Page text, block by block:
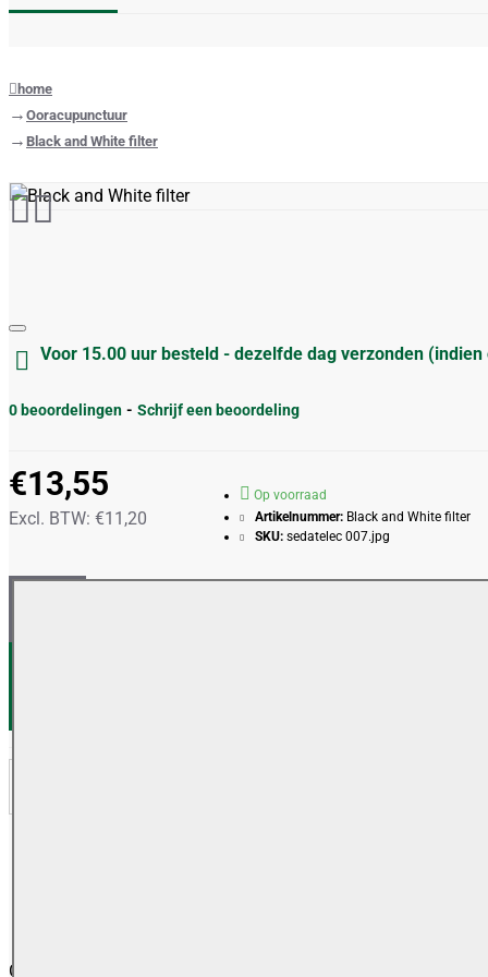
home
Ooracupunctuur
Black and White filter
Voor 15.00 uur besteld - dezelfde dag verzonden (indien
0 beoordelingen - Schrijf een beoordeling
€13,55
Excl. BTW: €11,20
Op voorraad
Artikelnummer: Black and White filter
SKU: sedatelec 007.jpg
Geef een uitgebreide omschrijving van het product." id="input-